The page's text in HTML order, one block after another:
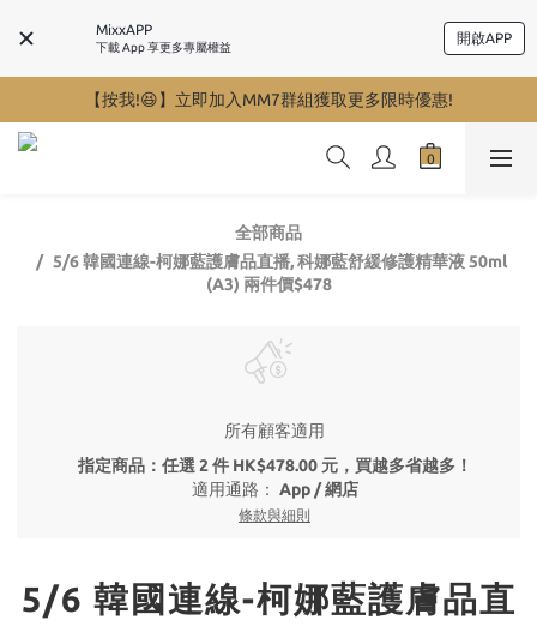
MixxAPP
下載 App 享更多專屬權益
開啟APP
【按我!😆】立即加入MM7群組獲取更多限時優惠!
全部商品
5/6 韓國連線-柯娜藍護膚品直播, 科娜藍舒緩修護精華液 50ml
(A3) 兩件價$478
所有顧客適用
指定商品：任選 2 件 HK$478.00 元，買越多省越多！
適用通路： App / 網店
條款與細則
5/6 韓國連線-柯娜藍護膚品直